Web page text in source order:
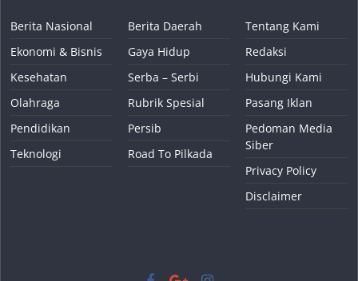
Berita Nasional
Ekonomi & Bisnis
Kesehatan
Olahraga
Pendidikan
Teknologi
Berita Daerah
Gaya Hidup
Serba – Serbi
Rubrik Spesial
Persib
Road To Pilkada
Tentang Kami
Redaksi
Hubungi Kami
Pasang Iklan
Pedoman Media
Siber
Privacy Policy
Disclaimer